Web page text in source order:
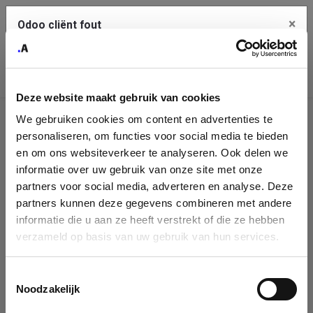
Deze website maakt gebruik van cookies
We gebruiken cookies om content en advertenties te
personaliseren, om functies voor social media te bieden
en om ons websiteverkeer te analyseren. Ook delen we
informatie over uw gebruik van onze site met onze
partners voor social media, adverteren en analyse. Deze
partners kunnen deze gegevens combineren met andere
informatie die u aan ze heeft verstrekt of die ze hebben
verzameld op basis van uw gebruik van hun services.
Noodzakelijk
Identificatie
onderneming
Please fill in your company details
You can search a company in our database by name, VAT or
enterprise ID. When a company is selected it will auto-complete the
form. If you don't find your company in our database, you can create
Odoo cliënt fout ×
klembord
Je dient de kopieer knop te gebruiken om de fout te melden
aan support.
Bekijk details